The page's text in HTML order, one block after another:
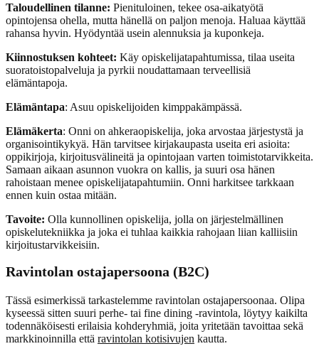
Taloudellinen tilanne: Pienituloinen, tekee osa-aikatyötä
opintojensa ohella, mutta hänellä on paljon menoja. Haluaa käyttää
rahansa hyvin. Hyödyntää usein alennuksia ja kuponkeja.
Kiinnostuksen kohteet: Käy opiskelijatapahtumissa, tilaa useita
suoratoistopalveluja ja pyrkii noudattamaan terveellisiä
elämäntapoja.
Elämäntapa: Asuu opiskelijoiden kimppakämpässä.
Elämäkerta: Onni on ahkeraopiskelija, joka arvostaa järjestystä ja
organisointikykyä. Hän tarvitsee kirjakaupasta useita eri asioita:
oppikirjoja, kirjoitusvälineitä ja opintojaan varten toimistotarvikkeita.
Samaan aikaan asunnon vuokra on kallis, ja suuri osa hänen
rahoistaan menee opiskelijatapahtumiin. Onni harkitsee tarkkaan
ennen kuin ostaa mitään.
Tavoite: Olla kunnollinen opiskelija, jolla on järjestelmällinen
opiskelutekniikka ja joka ei tuhlaa kaikkia rahojaan liian kalliisiin
kirjoitustarvikkeisiin.
Ravintolan ostajapersoona (B2C)
Tässä esimerkissä tarkastelemme ravintolan ostajapersoonaa. Olipa
kyseessä sitten suuri perhe- tai fine dining -ravintola, löytyy kaikilta
todennäköisesti erilaisia kohderyhmiä, joita yritetään tavoittaa sekä
markkinoinnilla että ravintolan kotisivujen kautta.